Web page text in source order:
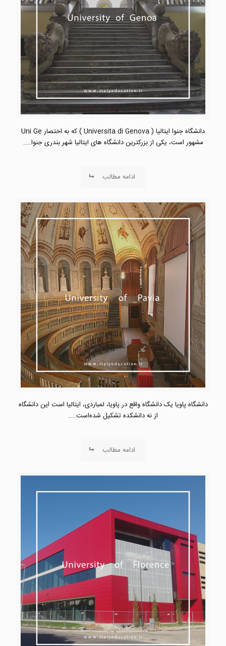
دانشگاه جنوا ایتالیا ( Universita di Genova ) که به اختصار Uni Ge
مشهور است، یکی از بزرکترین دانشگاه های ایتالیا شهر بندری جنوا....
ادامه مطالب
دانشگاه پاویا یک دانشگاه واقع در پاویا، لمباردی، ایتالیا است این دانشگاه
از نه دانشکده تشکیل شده‌است....
ادامه مطالب